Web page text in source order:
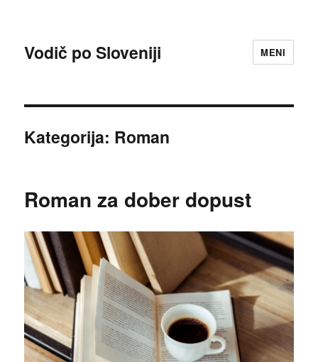
Vodič po Sloveniji MENI
Kategorija: Roman
Roman za dober dopust